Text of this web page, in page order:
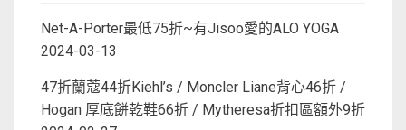
Net-A-Porter最低75折~有Jisoo愛的ALO YOGA
2024-03-13
47折蘭蔻44折Kiehl’s / Moncler Liane背心46折 /
Hogan 厚底餅乾鞋66折 / Mytheresa折扣區額外9折